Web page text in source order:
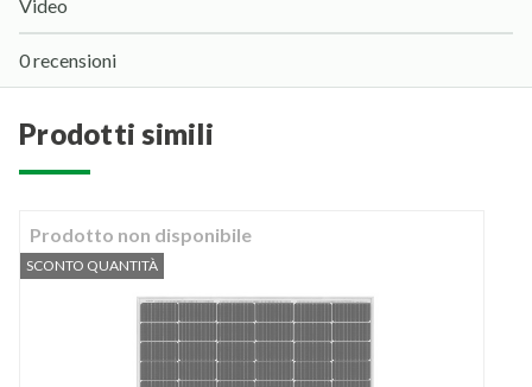
Video
0 recensioni
prodotti simili
Prodotto non disponibile
SCONTO QUANTITÀ